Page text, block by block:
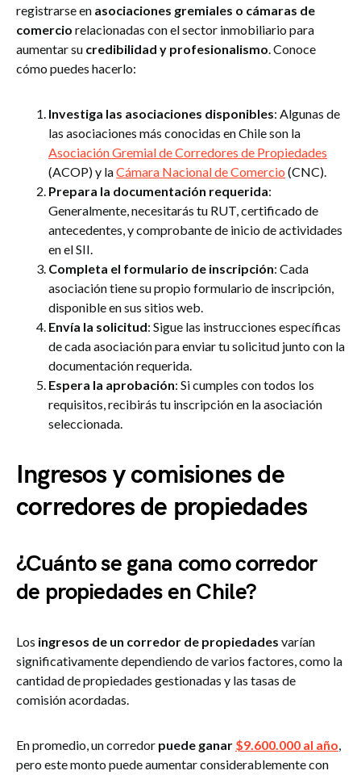
registrarse en asociaciones gremiales o cámaras de
comercio relacionadas con el sector inmobiliario para
aumentar su credibilidad y profesionalismo. Conoce
cómo puedes hacerlo:
Investiga las asociaciones disponibles: Algunas de
las asociaciones más conocidas en Chile son la
Asociación Gremial de Corredores de Propiedades
(ACOP) y laCámara Nacional de Comercio (CNC).
Prepara la documentación requerida:
Generalmente, necesitarás tu RUT, certificado de
antecedentes, y comprobante de inicio de actividades
en el SII.
Completa el formulario de inscripción: Cada
asociación tiene su propio formulario de inscripción,
disponible en sus sitios web.
Envía la solicitud: Sigue las instrucciones específicas
de cada asociación para enviar tu solicitud junto con la
documentación requerida.
Espera la aprobación: Si cumples con todos los
requisitos, recibirás tu inscripción en la asociación
seleccionada.
Ingresos y comisiones de
corredores de propiedades
¿Cuánto se gana como corredor
de propiedades en Chile?
Los ingresos de un corredor de propiedades varían
significativamente dependiendo de varios factores, como la
cantidad de propiedades gestionadas y las tasas de
comisión acordadas.
En promedio, un corredor puede ganar $9.600.000 al año,
pero este monto puede aumentar considerablemente con